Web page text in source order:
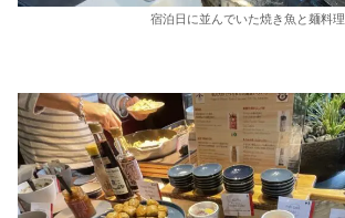
宿泊日に並んでいた焼き魚と麺料理